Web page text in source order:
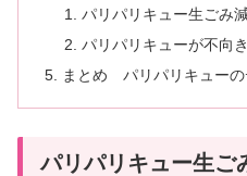
パリパリキュー生ごみ
パリパリキューが不向
まとめ パリパリキューの
パリパリキュー生ご